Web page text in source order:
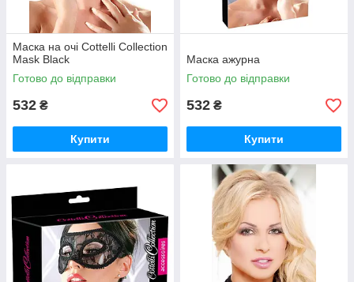
Маска на очі Cottelli Collection
Mask Black
Готово до відправки
532 ₴
Купити
Маска ажурна
Готово до відправки
532 ₴
Купити